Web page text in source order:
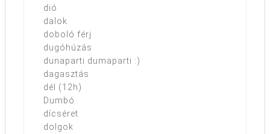
dió
dalok
doboló férj
dugóhúzás
dunaparti dumaparti :)
dagasztás
dél (12h)
Dumbó
dícséret
dolgok